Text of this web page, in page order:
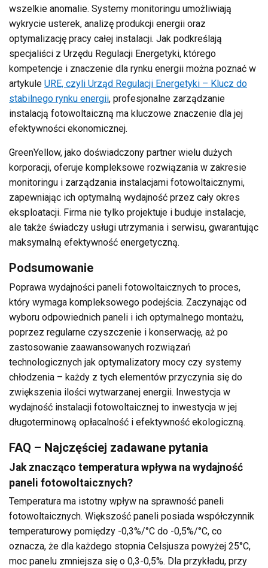
wszelkie anomalie. Systemy monitoringu umożliwiają
wykrycie usterek, analizę produkcji energii oraz
optymalizację pracy całej instalacji. Jak podkreślają
specjaliści z Urzędu Regulacji Energetyki, którego
kompetencje i znaczenie dla rynku energii można poznać w
artykule URE, czyli Urząd Regulacji Energetyki – Klucz do
stabilnego rynku energii, profesjonalne zarządzanie
instalacją fotowoltaiczną ma kluczowe znaczenie dla jej
efektywności ekonomicznej.
GreenYellow, jako doświadczony partner wielu dużych
korporacji, oferuje kompleksowe rozwiązania w zakresie
monitoringu i zarządzania instalacjami fotowoltaicznymi,
zapewniając ich optymalną wydajność przez cały okres
eksploatacji. Firma nie tylko projektuje i buduje instalacje,
ale także świadczy usługi utrzymania i serwisu, gwarantując
maksymalną efektywność energetyczną.
Podsumowanie
Poprawa wydajności paneli fotowoltaicznych to proces,
który wymaga kompleksowego podejścia. Zaczynając od
wyboru odpowiednich paneli i ich optymalnego montażu,
poprzez regularne czyszczenie i konserwację, aż po
zastosowanie zaawansowanych rozwiązań
technologicznych jak optymalizatory mocy czy systemy
chłodzenia – każdy z tych elementów przyczynia się do
zwiększenia ilości wytwarzanej energii. Inwestycja w
wydajność instalacji fotowoltaicznej to inwestycja w jej
długoterminową opłacalność i efektywność ekologiczną.
FAQ – Najczęściej zadawane pytania
Jak znacząco temperatura wpływa na wydajność
paneli fotowoltaicznych?
Temperatura ma istotny wpływ na sprawność paneli
fotowoltaicznych. Większość paneli posiada współczynnik
temperaturowy pomiędzy -0,3%/°C do -0,5%/°C, co
oznacza, że dla każdego stopnia Celsjusza powyżej 25°C,
moc panelu zmniejsza się o 0,3-0,5%. Dla przykładu, przy